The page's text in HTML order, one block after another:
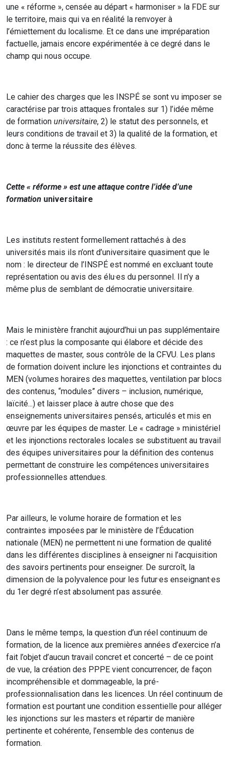
une « réforme », censée au départ « harmoniser » la FDE sur
le territoire, mais qui va en réalité la renvoyer à
l’émiettement du localisme. Et ce dans une impréparation
factuelle, jamais encore expérimentée à ce degré dans le
champ qui nous occupe.
Le cahier des charges que les INSPÉ se sont vu imposer se
caractérise par trois attaques frontales sur 1) l’idée même
de formation universitaire, 2) le statut des personnels, et
leurs conditions de travail et 3) la qualité de la formation, et
donc à terme la réussite des élèves.
Cette « réforme » est une attaque contre l’idée d’une
formation universitaire
Les instituts restent formellement rattachés à des
universités mais ils n’ont d’universitaire quasiment que le
nom : le directeur de l’INSPÉ est nommé en excluant toute
représentation ou avis des élu·es du personnel. Il n’y a
même plus de semblant de démocratie universitaire.
Mais le ministère franchit aujourd’hui un pas supplémentaire
: ce n’est plus la composante qui élabore et décide des
maquettes de master, sous contrôle de la CFVU. Les plans
de formation doivent inclure les injonctions et contraintes du
MEN (volumes horaires des maquettes, ventilation par blocs
des contenus, “modules” divers – inclusion, numérique,
laïcité...) et laisser place à autre chose que des
enseignements universitaires pensés, articulés et mis en
œuvre par les équipes de master. Le « cadrage » ministériel
et les injonctions rectorales locales se substituent au travail
des équipes universitaires pour la définition des contenus
permettant de construire les compétences universitaires
professionnelles attendues.
Par ailleurs, le volume horaire de formation et les
contraintes imposées par le ministère de l’Éducation
nationale (MEN) ne permettent ni une formation de qualité
dans les différentes disciplines à enseigner ni l’acquisition
des savoirs pertinents pour enseigner. De surcroît, la
dimension de la polyvalence pour les futur·es enseignant·es
du 1er degré n’est absolument pas assurée.
Dans le même temps, la question d’un réel continuum de
formation, de la licence aux premières années d’exercice n’a
fait l’objet d’aucun travail concret et concerté – de ce point
de vue, la création des PPPE vient concurrencer, de façon
incompréhensible et dommageable, la pré-
professionnalisation dans les licences. Un réel continuum de
formation est pourtant une condition essentielle pour alléger
les injonctions sur les masters et répartir de manière
pertinente et cohérente, l’ensemble des contenus de
formation.